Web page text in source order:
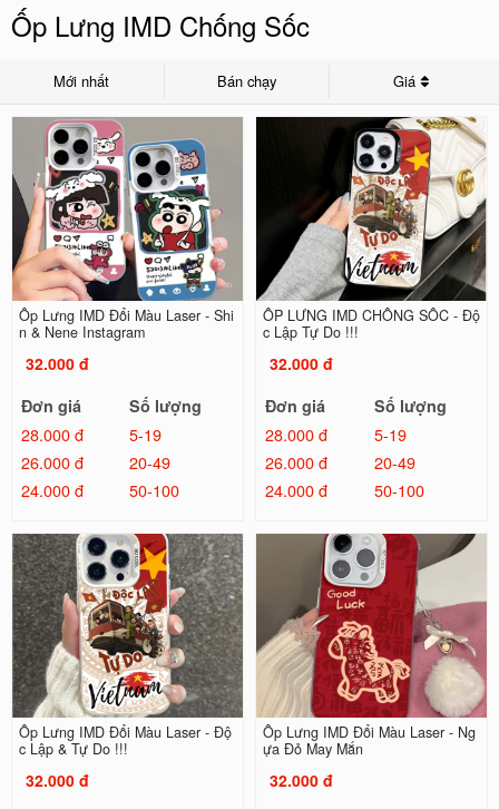
Ốp Lưng IMD Chống Sốc
Mới nhất Bán chạy Giá
Ốp Lưng IMD Đổi Màu Laser - Shi
n & Nene Instagram
32.000 đ
Đơn giá
Số lượng
28.000 đ
5-19
26.000 đ
20-49
24.000 đ
50-100
ỐP LƯNG IMD CHỐNG SỐC - Độ
c Lập Tự Do !!!
32.000 đ
Đơn giá
Số lượng
28.000 đ
5-19
26.000 đ
20-49
24.000 đ
50-100
Ốp Lưng IMD Đổi Màu Laser - Độ
c Lập & Tự Do !!!
32.000 đ
Ốp Lưng IMD Đổi Màu Laser - Ng
ựa Đỏ May Mắn
32.000 đ